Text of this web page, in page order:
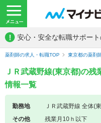
! 安心・安全な転職サポート
薬剤師の求人・転職TOP 東京都の薬剤
ＪＲ武蔵野線(東京都)の
情報一覧
勤務地
ＪＲ武蔵野線 全体(
その他
残業月10ｈ以下